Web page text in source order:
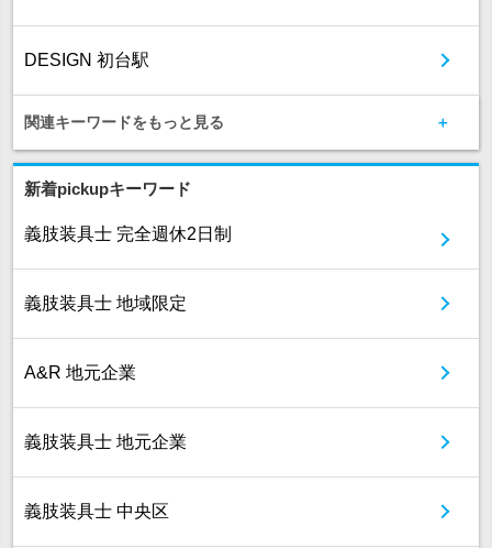
DESIGN 初台駅
関連キーワードをもっと見る
新着pickupキーワード
義肢装具士 完全週休2日制
義肢装具士 地域限定
A&R 地元企業
義肢装具士 地元企業
義肢装具士 中央区